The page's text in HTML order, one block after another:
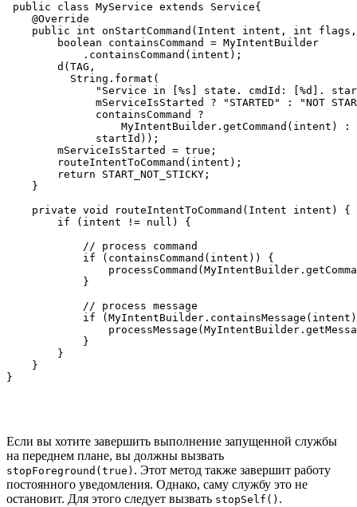
public class MyService extends Service{
    @Override
public int onStartCommand(Intent intent, int
        boolean containsCommand = MyIntentBuilder
            .containsCommand(intent);
        d(TAG,
          String.format(
"Service in [%s] state. cmdId: [%d].
mServiceIsStarted ? "STARTED" : "NOT
              containsCommand ?
MyIntentBuilder.getCommand(intent) :
              startId));
        mServiceIsStarted = true;
        routeIntentToCommand(intent);
        return START_NOT_STICKY;
    }
    private void routeIntentToCommand(Intent intent) {
        if (intent != null) {
            // process command
            if (containsCommand(intent)) {
            }
            // process message
if
            }
        }
    }
}
Если вы хотите завершить выполнение запущенной службы
на переднем плане, вы должны вызвать
stopForeground(true) . Этот метод также завершит работу
постоянного уведомления. Однако, саму службу это не
остановит. Для этого следует вызвать stopSelf() .